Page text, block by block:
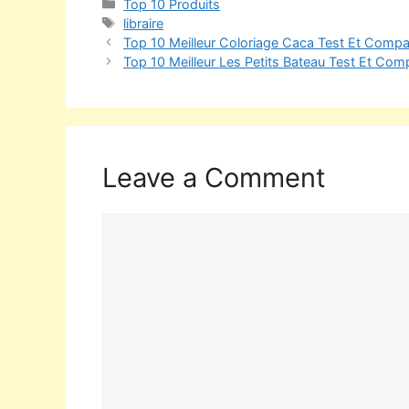
Top 10 Produits
libraire
Top 10 Meilleur Coloriage Caca Test Et
Top 10 Meilleur Les Petits Bateau Test Et
Leave a Comment